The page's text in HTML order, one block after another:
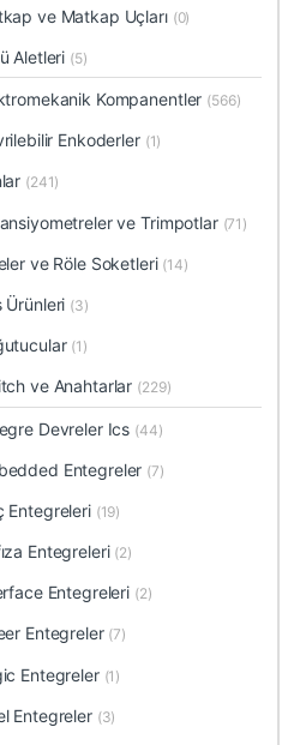
ve Matkap Uçları (0)
Aletleri (5)
Kompanentler (566)
Enkoderler (1)
(241)
ve Trimpotlar (71)
ve Röle Soketleri (14)
Ürünleri (3)
(1)
ve Anahtarlar (229)
Devreler Ics (44)
Entegreler (7)
Entegreleri (19)
Entegreleri (2)
Entegreleri (2)
Entegreler (7)
Entegreler (1)
Entegreler (3)